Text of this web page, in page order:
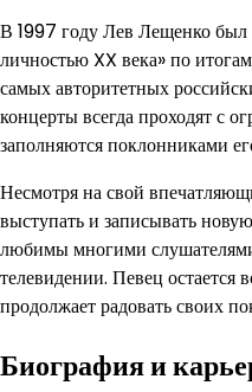
В 1997 году Лев Лещенко был
личностью XX века» по
самых авторитетных
концерты всегда проходят с
заполняются поклонниками
Несмотря на свой
выступать и записывать
любимы многими
телевидении. Певец
продолжает радовать своих
Биография и